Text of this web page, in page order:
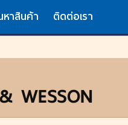
าสินค้า ติดต่อเรา
WESSON